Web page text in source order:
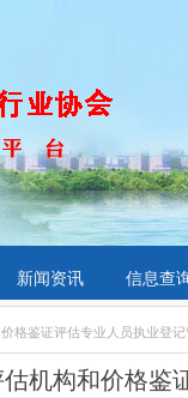
新闻资讯 信息查
格鉴证评估专业人员执业登
机构和价格鉴